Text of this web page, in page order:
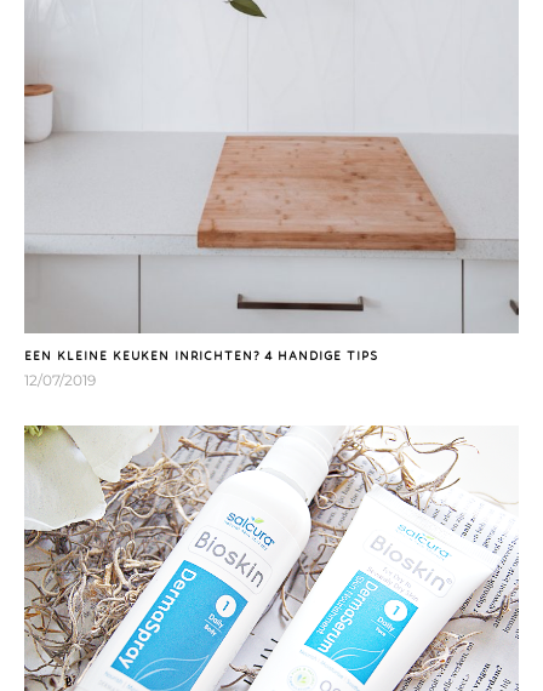
EEN KLEINE KEUKEN INRICHTEN? 4 HANDIGE TIPS
12/07/2019